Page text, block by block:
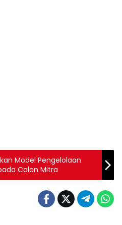
Model Pengelolaan
Calon Mitra